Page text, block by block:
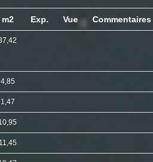
m2 Exp. Vue Commentaires
4,85
1,47
11,45